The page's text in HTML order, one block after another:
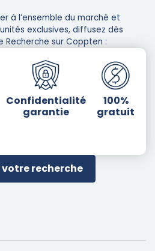
à l’ensemble du marché et
exclusives, diffusez dès
sur Coppten :
Confidentialité
garantie
100%
gratuit
recherche